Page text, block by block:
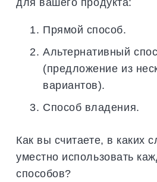
Прямой способ.
Альтернативный
(предложение из
вариантов).
Способ владения.
Как вы считаете, в каких
уместно использовать
способов?